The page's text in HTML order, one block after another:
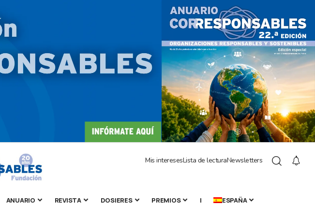
Mis interesesLista de lecturaNewsletters
ANUARIO REVISTA DOSIERES PREMIOS | ESPAÑA